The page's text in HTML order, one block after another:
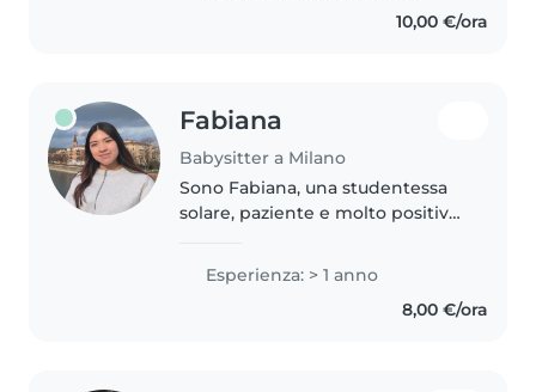
10,00 €/ora
Fabiana
Babysitter a Milano
Sono Fabiana, una studentessa
solare, paziente e molto positiva.
(livello intermedio). Ho una
grande esperienza pratica nella
cura dei bambini, avendo..
Esperienza: > 1 anno
8,00 €/ora